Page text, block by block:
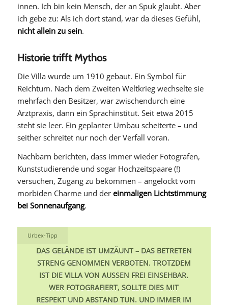
innen. Ich bin kein Mensch, der an Spuk glaubt. Aber
ich gebe zu: Als ich dort stand, war da dieses Gefühl,
nicht allein zu sein.
Historie trifft Mythos
Die Villa wurde um 1910 gebaut. Ein Symbol für
Reichtum. Nach dem Zweiten Weltkrieg wechselte sie
mehrfach den Besitzer, war zwischendurch eine
Arztpraxis, dann ein Sprachinstitut. Seit etwa 2015
steht sie leer. Ein geplanter Umbau scheiterte – und
seither schreitet nur noch der Verfall voran.
Nachbarn berichten, dass immer wieder Fotografen,
Kunststudierende und sogar Hochzeitspaare (!)
versuchen, Zugang zu bekommen – angelockt vom
morbiden Charme und der einmaligen Lichtstimmung
bei Sonnenaufgang.
Urbex-Tipp
DAS GELÄNDE IST UMZÄUNT – DAS BETRETEN
STRENG GENOMMEN VERBOTEN. TROTZDEM
IST DIE VILLA VON AUSSEN FREI EINSEHBAR. W
ER FOTOGRAFIERT, SOLLTE DIES MIT R
ESPEKT UND ABSTAND TUN. UND IMMER IM H